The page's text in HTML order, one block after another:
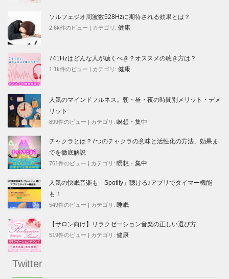
ソルフェジオ周波数528Hzに期待される効果とは？
2.6k件のビュー カテゴリ: 健康
741Hzはどんな人が聴くべき？オススメの聴き方は？
1.1k件のビュー カテゴリ: 健康
人気のマインドフルネス。朝・昼・夜の時間別メリット・デメ
リット
899件のビュー カテゴリ: 瞑想・集中
チャクラとは？7つのチャクラの意味と活性化の方法、効果ま
でを徹底解説
761件のビュー カテゴリ: 瞑想・集中
人気の快眠音楽も「Spotify」聴ける♪アプリでタイマー機能
も！
549件のビュー カテゴリ: 睡眠
【サロン向け】リラクゼーション音楽の正しい選び方
519件のビュー カテゴリ: 健康
Twitter